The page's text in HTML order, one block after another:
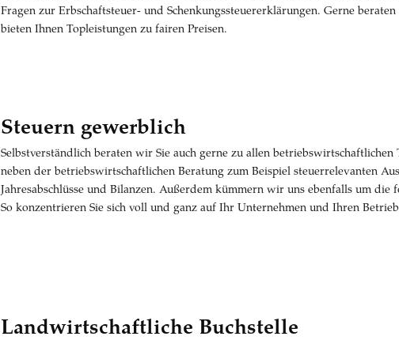
Fragen zur Erbschaftsteuer- und Schenkungssteuererklärungen. Gerne
bieten Ihnen Topleistungen zu fairen Preisen.
Steuern gewerblich
Selbstverständlich beraten wir Sie auch gerne zu allen
neben der betriebswirtschaftlichen Beratung zum Beispiel steuerrelevanten
Jahresabschlüsse und Bilanzen. Außerdem kümmern wir uns ebenfalls um
So konzentrieren Sie sich voll und ganz auf Ihr Unternehmen und Ihren
Landwirtschaftliche Buchstelle